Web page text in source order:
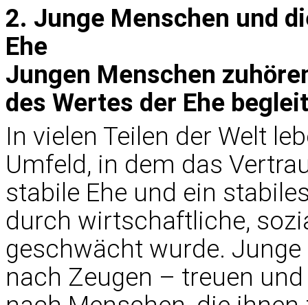
2. Junge Menschen und
Ehe
Jungen Menschen
des Wertes der Ehe
In vielen Teilen der Welt
Umfeld, in dem das
stabile Ehe und ein
durch wirtschaftliche,
geschwächt wurde.
nach Zeugen – treuen